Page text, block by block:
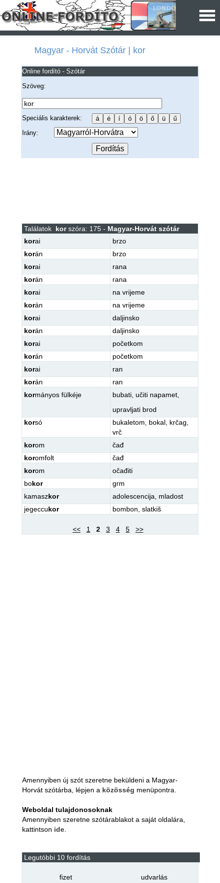
Magyar - Horvát Szótár | kor
Online fordító - Szótár
Szöveg:
Speciális karakterek:
Irány:
Találatok korszóra: 175 - Magyar-Horvát szótár
korai
brzo
korán
brzo
korai
rana
korán
rana
korai
na vrijeme
korán
na vrijeme
korai
daljinsko
korán
daljinsko
korai
početkom
korán
početkom
korai
ran
korán
ran
kormányos fülkéje bubati, učiti napamet,
upravljati brod
korsó bukaletom bokal, krčag
vrč
korom
čađ
koromfolt
čađ
korom
očađiti
bokor
grm
kamaszkor adolescencija
mladost
jegeccukor bombon slatkiš
<< 1 2 3 4 5 >>
Amennyiben új szót szeretne beküldeni a Magyar-
Horvát szótárba, lépjen a közösség menüpontra.
Weboldal tulajdonosoknak
Amennyiben szeretne szótárablakot a saját oldalára,
kattintson ide.
Legutóbbi 10 fordítás
fizet udvarlás